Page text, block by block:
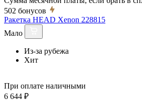
502 бонусов
Ракетка HEAD Xenon 228815
Мало
Из-за рубежа
Хит
При оплате наличными
6 644 ₽